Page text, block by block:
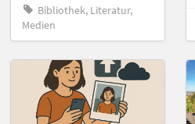
Bibliothek, Literatur,
Medien